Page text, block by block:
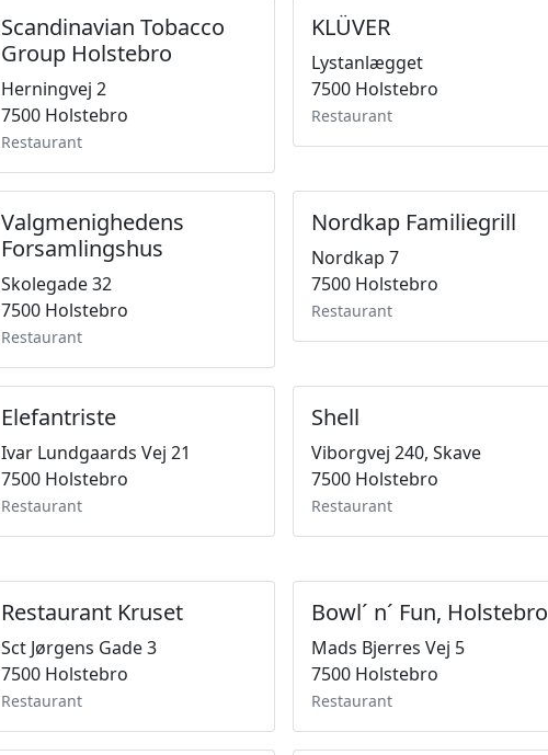
Scandinavian Tobacco
Group Holstebro
Herningvej 2
7500 Holstebro
Restaurant
KLÜVER
Lystanlægget
7500 Holstebro
Restaurant
Valgmenighedens
Forsamlingshus
Skolegade 32
7500 Holstebro
Restaurant
Nordkap Familiegrill
Nordkap 7
7500 Holstebro
Restaurant
Elefantriste
Ivar Lundgaards Vej 21
7500 Holstebro
Restaurant
Shell
Viborgvej 240, Skave
7500 Holstebro
Restaurant
Restaurant Kruset
Sct Jørgens Gade 3
7500 Holstebro
Restaurant
Bowl´ n´ Fun, Holstebro
Mads Bjerres Vej 5
7500 Holstebro
Restaurant